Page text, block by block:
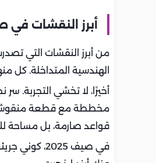
أبرز النقشات في
الهندسية المتداخلة. كل
أخيرًا، لا تخشي التجربة.
مخططة مع قطعة منقوشة
قواعد صارمة، بل مساحة
في صيف